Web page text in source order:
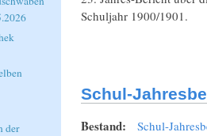
Schuljahr 1900/1901.
Schul-
Bestand: Schul-
der